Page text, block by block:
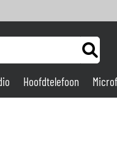
Hoofdtelefoon